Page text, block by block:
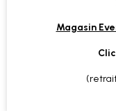
Magasin